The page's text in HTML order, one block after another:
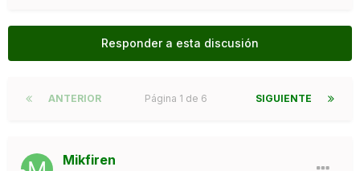
Responder a esta discusión
ANTERIOR SIGUIENTE
Página 1 de 6
Mikfiren